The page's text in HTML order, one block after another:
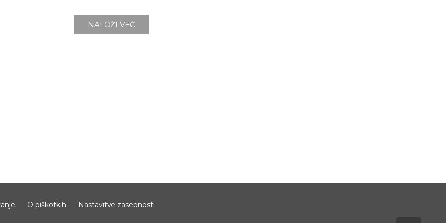
NALOŽI VEČ
O piškotkih Nastavitve zasebnosti